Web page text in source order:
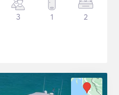
3 1 2